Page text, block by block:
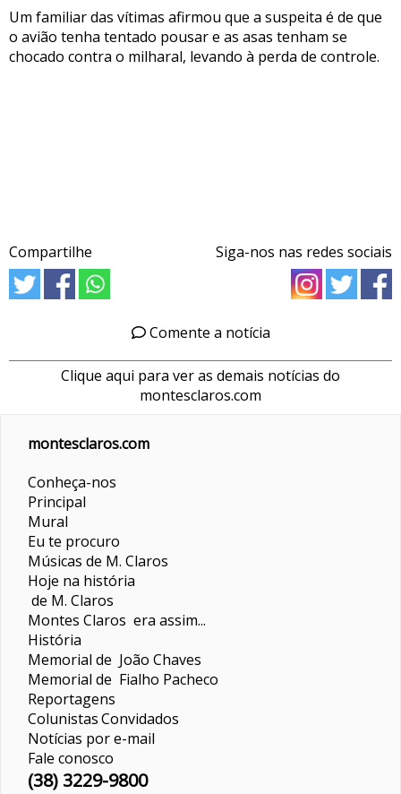
Um familiar das vítimas afirmou que a suspeita é de que
o avião tenha tentado pousar e as asas tenham se
chocado contra o milharal, levando à perda de controle.
Compartilhe Siga-nos nas redes sociais
Comente a notícia
Clique aqui para ver as demais notícias do
montesclaros.com
montesclaros.com
Conheça-nos
Principal
Mural
Eu te procuro
Músicas de M. Claros
Hoje na história
de M. Claros
Montes Claros era assim...
História
Memorial de João Chaves
Memorial de Fialho Pacheco
Reportagens
ColunistasConvidados
Notícias por e-mail
Fale conosco
(38) 3229-9800